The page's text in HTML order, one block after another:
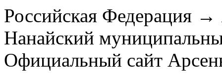
Российская Федерация
Нанайский
Официальный сайт